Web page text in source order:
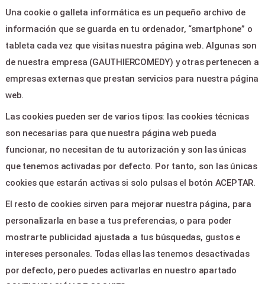
Inicio
Programacion
Area clientes
Contacto
Ayuda
Aviso legal
Política de privacidad
Contactar
CONTACTO
C/Jose segrelles 15 - Canet
info@grupogau.com
Una cookie o galleta informática es un pequeño archivo de
información que se guarda en tu ordenador, “smartphone” o
tableta cada vez que visitas nuestra página web. Algunas son
de nuestra empresa (GAUTHIERCOMEDY) y otras pertenecen a
empresas externas que prestan servicios para nuestra página
web.
Las cookies pueden ser de varios tipos: las cookies técnicas
son necesarias para que nuestra página web pueda
funcionar, no necesitan de tu autorización y son las únicas
que tenemos activadas por defecto. Por tanto, son las únicas
cookies que estarán activas si solo pulsas el botón ACEPTAR.
El resto de cookies sirven para mejorar nuestra página, para
personalizarla en base a tus preferencias, o para poder
mostrarte publicidad ajustada a tus búsquedas, gustos e
intereses personales. Todas ellas las tenemos desactivadas
por defecto, pero puedes activarlas en nuestro apartado